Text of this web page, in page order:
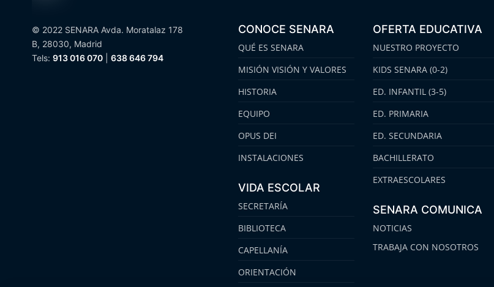
© 2022 SENARA Avda. Moratalaz 178
B, 28030, Madrid
Tels: 913 016 070 638 646 794
CONOCE SENARA
QUÉ ES SENARA
MISIÓN VISIÓN Y VALORES
HISTORIA
EQUIPO
OPUS DEI
INSTALACIONES
VIDA ESCOLAR
SECRETARÍA
BIBLIOTECA
CAPELLANÍA
ORIENTACIÓN
OFERTA EDUCATIVA
NUESTRO PROYECTO
KIDS SENARA (0-2)
ED. INFANTIL (3-5)
ED. PRIMARIA
ED. SECUNDARIA
BACHILLERATO
EXTRAESCOLARES
SENARA COMUNICA
NOTICIAS
TRABAJA CON NOSOTROS